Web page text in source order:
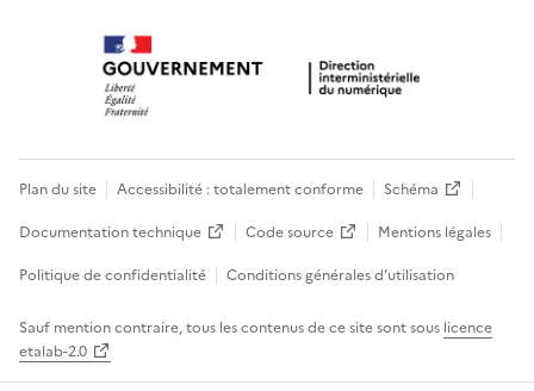
Plan du site Accessibilité : totalement conforme
Schéma
Documentation technique
Code source
Mentions légales
Politique de confidentialité
Conditions générales d’utilisation
Sauf mention contraire, tous les contenus de ce site sont sous licence
etalab-2.0